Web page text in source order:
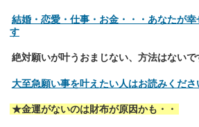
結婚・恋愛・仕事・お金・・・あなたが
す
絶対願いが叶うおまじない、方法はないで
大至急願い事を叶えたい人はお読みくださ
★金運がないのは財布が原因かも・・